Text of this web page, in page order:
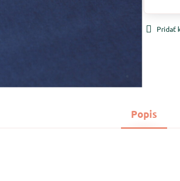
Pridať
Popis